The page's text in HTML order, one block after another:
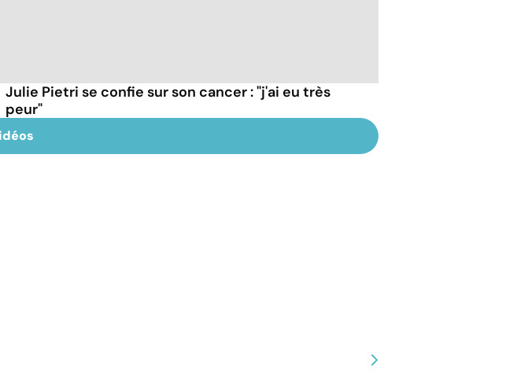
Julie Pietri se confie sur son cancer : "j'ai eu très
peur"